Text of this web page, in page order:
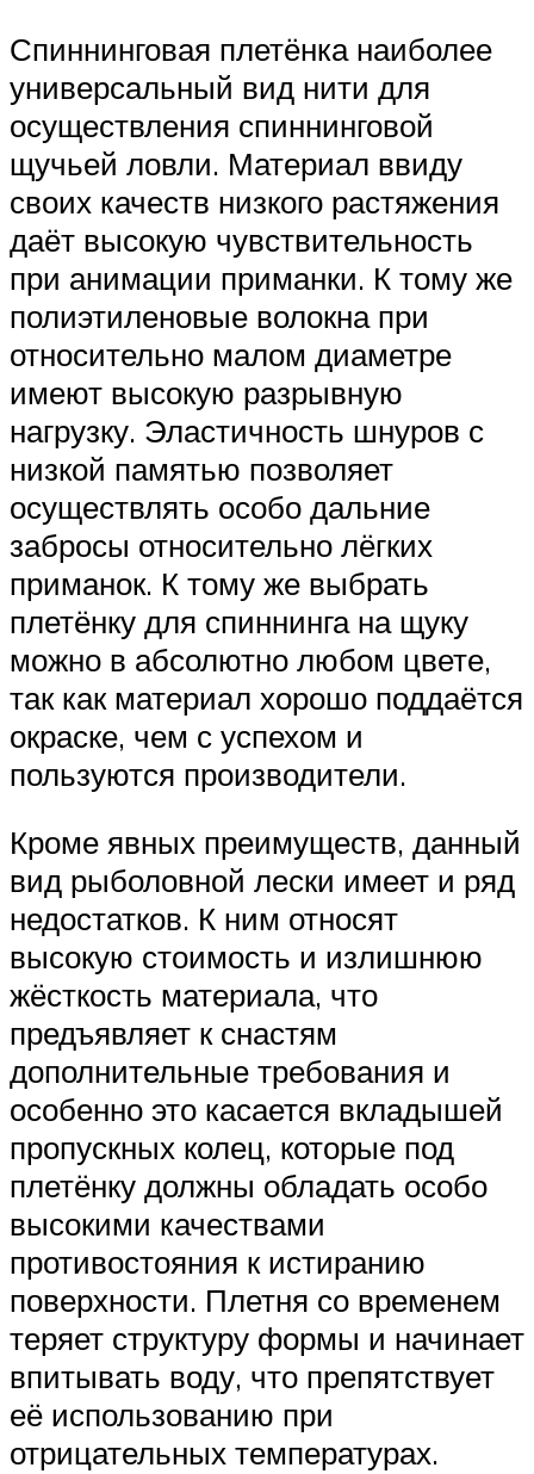
Спиннинговая плетёнка наиболее
универсальный вид нити для
осуществления спиннинговой
щучьей ловли. Материал ввиду
своих качеств низкого растяжения
даёт высокую чувствительность
при анимации приманки. К тому же
полиэтиленовые волокна при
относительно малом диаметре
имеют высокую разрывную
нагрузку. Эластичность шнуров с
низкой памятью позволяет
осуществлять особо дальние
забросы относительно лёгких
приманок. К тому же выбрать
плетёнку для спиннинга на щуку
можно в абсолютно любом цвете,
так как материал хорошо поддаётся
окраске, чем с успехом и
пользуются производители.
Кроме явных преимуществ, данный
вид рыболовной лески имеет и ряд
недостатков. К ним относят
высокую стоимость и излишнюю
жёсткость материала, что
предъявляет к снастям
дополнительные требования и
особенно это касается вкладышей
пропускных колец, которые под
плетёнку должны обладать особо
высокими качествами
противостояния к истиранию
поверхности. Плетня со временем
теряет структуру формы и начинает
впитывать воду, что препятствует
её использованию при
отрицательных температурах.